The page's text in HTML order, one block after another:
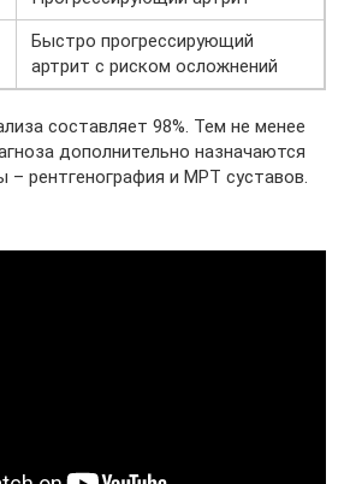
Быстро прогрессирующий
артрит с риском осложнений
составляет 98%. Тем не менее
дополнительно назначаются
рентгенография и МРТ суставов.